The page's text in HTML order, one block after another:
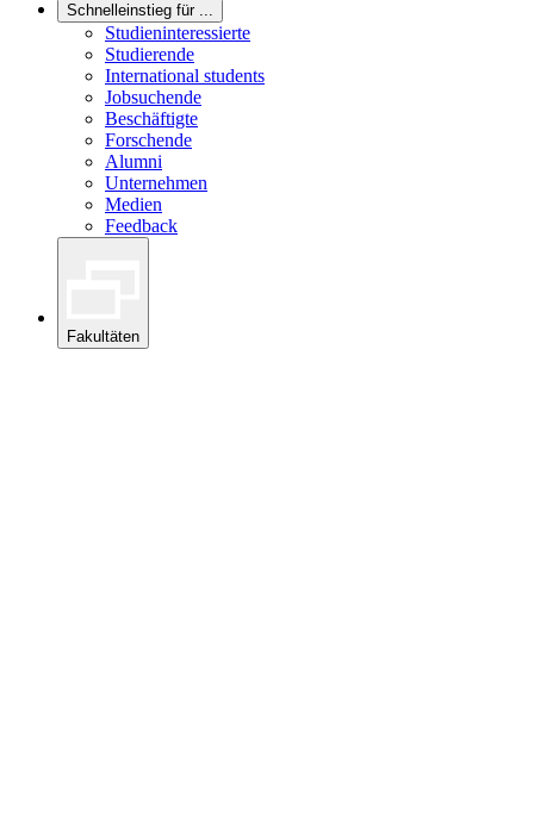
Schnelleinstieg für ...
Studieninteressierte
Studierende
International students
Jobsuchende
Beschäftigte
Forschende
Alumni
Unternehmen
Medien
Feedback
Fakultäten